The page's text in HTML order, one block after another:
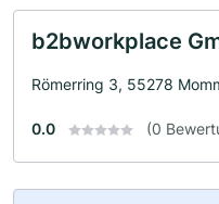
b2bworkplace
Römerring 3, 55278
0.0 (0